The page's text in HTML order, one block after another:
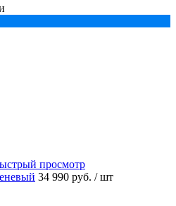
просмотр
34 990 руб. / шт